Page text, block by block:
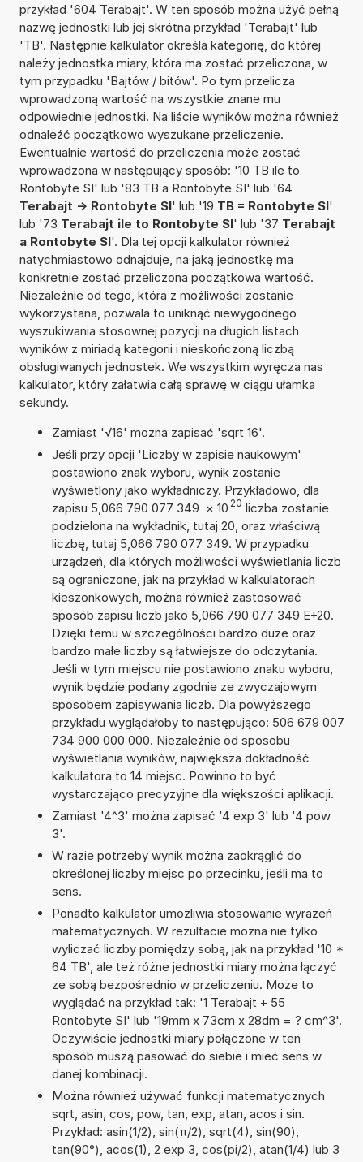
przykład '604 Terabajt'. W ten sposób można użyć pełną
nazwę jednostki lub jej skrótna przykład 'Terabajt' lub
'TB'. Następnie kalkulator określa kategorię, do której
należy jednostka miary, która ma zostać przeliczona, w
tym przypadku 'Bajtów / bitów'. Po tym przelicza
wprowadzoną wartość na wszystkie znane mu
odpowiednie jednostki. Na liście wyników można również
odnaleźć początkowo wyszukane przeliczenie.
Ewentualnie wartość do przeliczenia może zostać
wprowadzona w następujący sposób: '10 TB ile to
Rontobyte SI' lub '83 TB a Rontobyte SI' lub '64
Terabajt -> Rontobyte SI' lub '19 TB = Rontobyte SI'
lub '73 Terabajt ile to Rontobyte SI' lub '37 Terabajt
a Rontobyte SI'. Dla tej opcji kalkulator również
natychmiastowo odnajduje, na jaką jednostkę ma
konkretnie zostać przeliczona początkowa wartość.
Niezależnie od tego, która z możliwości zostanie
wykorzystana, pozwala to uniknąć niewygodnego
wyszukiwania stosownej pozycji na długich listach
wyników z miriadą kategorii i nieskończoną liczbą
obsługiwanych jednostek. We wszystkim wyręcza nas
kalkulator, który załatwia całą sprawę w ciągu ułamka
sekundy.
Zamiast '√16' można zapisać 'sqrt 16'.
Jeśli przy opcji 'Liczby w zapisie naukowym'
postawiono znak wyboru, wynik zostanie
wyświetlony jako wykładniczy. Przykładowo, dla
zapisu 5,066 790 077 349 × 10 20 liczba zostanie
podzielona na wykładnik, tutaj 20, oraz właściwą
liczbę, tutaj 5,066 790 077 349. W przypadku
urządzeń, dla których możliwości wyświetlania liczb
są ograniczone, jak na przykład w kalkulatorach
kieszonkowych, można również zastosować
sposób zapisu liczb jako 5,066 790 077 349 E+20.
Dzięki temu w szczególności bardzo duże oraz
bardzo małe liczby są łatwiejsze do odczytania.
Jeśli w tym miejscu nie postawiono znaku wyboru,
wynik będzie podany zgodnie ze zwyczajowym
sposobem zapisywania liczb. Dla powyższego
przykładu wyglądałoby to następująco: 506 679 007
734 900 000 000. Niezależnie od sposobu
wyświetlania wyników, największa dokładność
kalkulatora to 14 miejsc. Powinno to być
wystarczająco precyzyjne dla większości aplikacji.
Zamiast '4^3' można zapisać '4 exp 3' lub '4 pow
3'.
W razie potrzeby wynik można zaokrąglić do
określonej liczby miejsc po przecinku, jeśli ma to
sens.
Ponadto kalkulator umożliwia stosowanie wyrażeń
matematycznych. W rezultacie można nie tylko
wyliczać liczby pomiędzy sobą, jak na przykład '10 *
64 TB', ale też różne jednostki miary można łączyć
ze sobą bezpośrednio w przeliczeniu. Może to
wyglądać na przykład tak: '1 Terabajt + 55
Rontobyte SI' lub '19mm x 73cm x 28dm = ? cm^3'.
Oczywiście jednostki miary połączone w ten
sposób muszą pasować do siebie i mieć sens w
danej kombinacji.
Można również używać funkcji matematycznych
sqrt, asin, cos, pow, tan, exp, atan, acos i sin.
Przykład: asin(1/2), sin(π/2), sqrt(4), sin(90),
tan(90°), acos(1), 2 exp 3, cos(pi/2), atan(1/4) lub 3